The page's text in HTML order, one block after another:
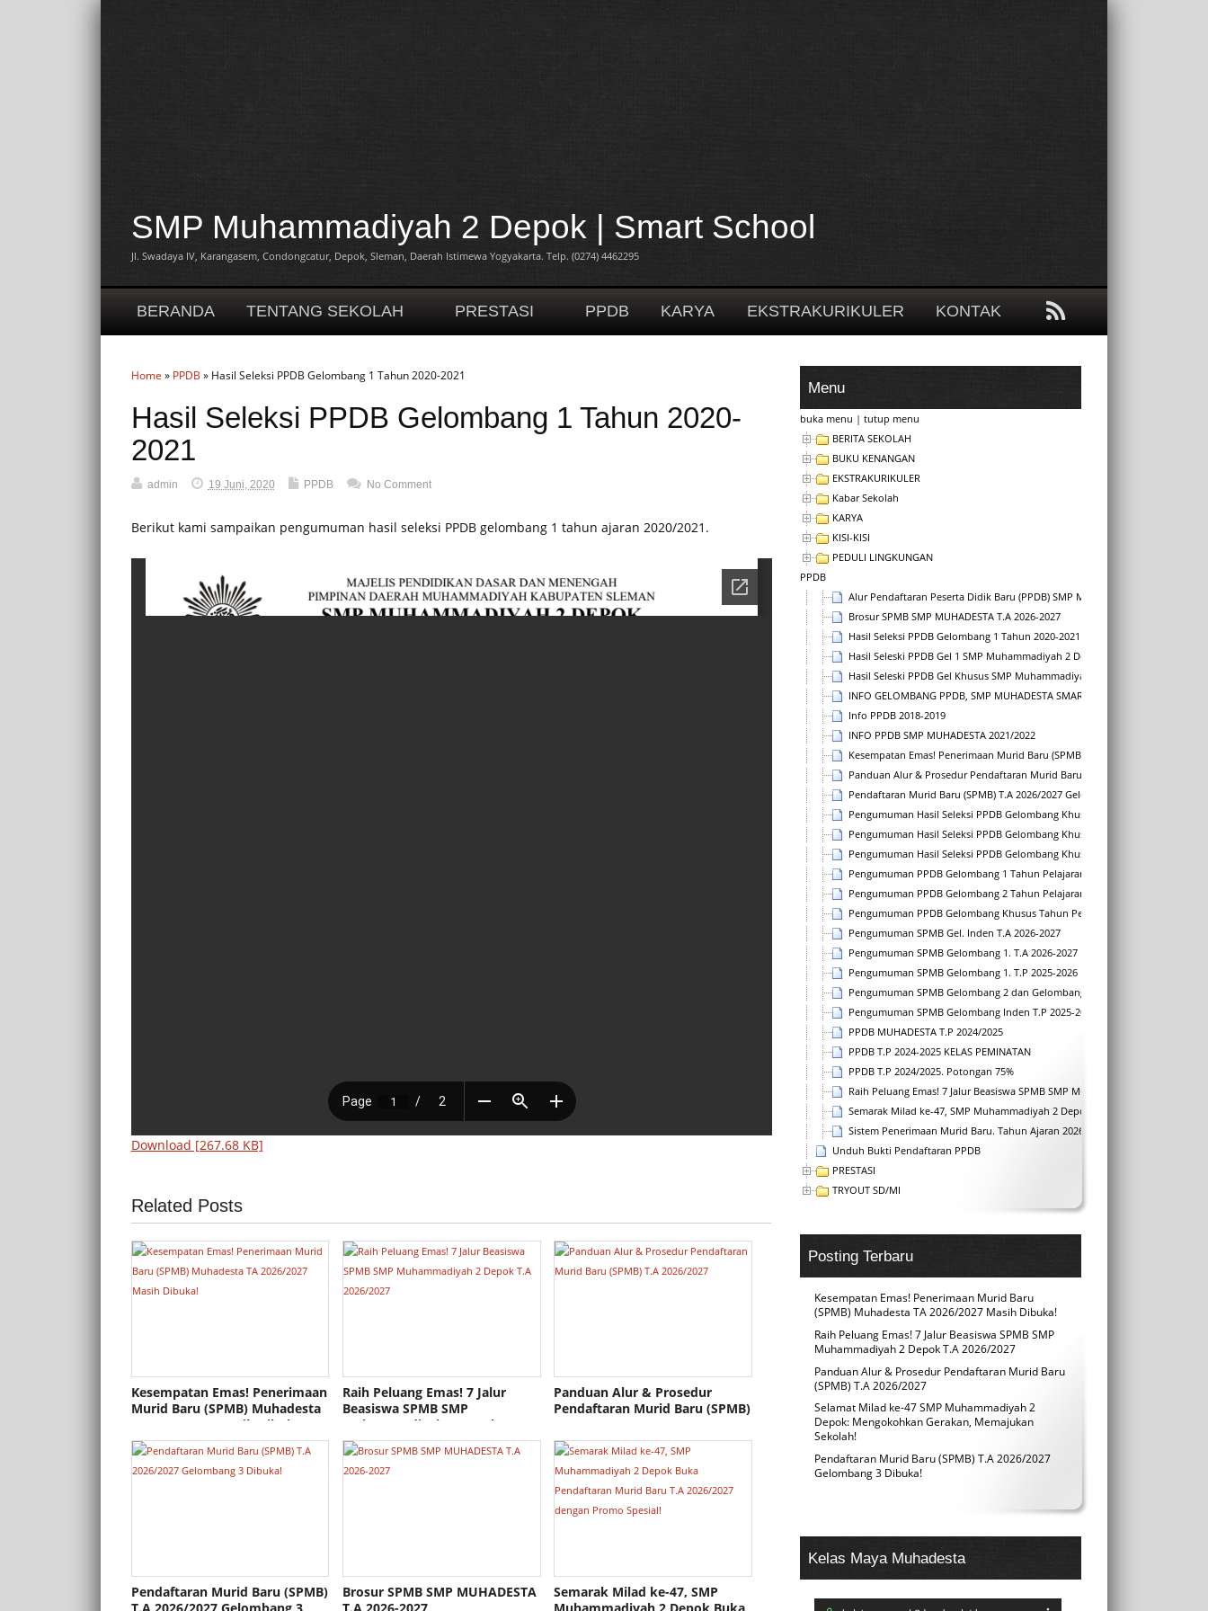
SMP Muhammadiyah 2 Depok | Smart School
Jl. Swadaya IV, Karangasem, Condongcatur, Depok, Sleman, Daerah Istimewa Yogyakarta. Telp. (0274) 4462295
BERANDA TENTANG SEKOLAH PRESTASI PPDB KARYA EKSTRAKURIKULER KONTAK
Home » PPDB » Hasil Seleksi PPDB Gelombang 1 Tahun 2020-2021
Hasil Seleksi PPDB Gelombang 1 Tahun 2020-
2021
admin 19 Juni, 2020 PPDB No Comment
Berikut kami sampaikan pengumuman hasil seleksi PPDB gelombang 1 tahun ajaran 2020/2021.
Download [267.68 KB]
Related Posts
Kesempatan Emas! Penerimaan
Murid Baru (SPMB) Muhadesta
TA 2026/2027 Masih Dibuka!
Raih Peluang Emas! 7 Jalur
Beasiswa SPMB SMP
Muhammadiyah 2 Depok T.A
2026/2027
Panduan Alur & Prosedur
Pendaftaran Murid Baru (SPMB)
Pendaftaran Murid Baru (SPMB)
Brosur SPMB SMP MUHADESTA
Semarak Milad ke-47, SMP
Menu
buka menu |tutup menu
BERITA SEKOLAH
BUKU KENANGAN
EKSTRAKURIKULER
Kabar Sekolah
KARYA
KISI-KISI
PEDULI LINGKUNGAN
PPDB
Alur Pendaftaran Peserta Didik Baru (PPDB) SMP Muhammadiyah 2 Depok
Brosur SPMB SMP MUHADESTA T.A 2026-2027
Hasil Seleksi PPDB Gelombang 1 Tahun 2020-2021
Hasil Seleski PPDB Gel 1 SMP Muhammadiyah 2 Depok Tahun Pelajaran
Hasil Seleski PPDB Gel Khusus SMP Muhammadiyah 2 Depok Tahun
INFO GELOMBANG PPDB, SMP MUHADESTA SMART SCHOOL T.P 2025-2026
Info PPDB 2018-2019
INFO PPDB SMP MUHADESTA 2021/2022
Kesempatan Emas! Penerimaan Murid Baru (SPMB) Muhadesta TA 2026/
Panduan Alur & Prosedur Pendaftaran Murid Baru (SPMB) T.A 2026/2027
Pendaftaran Murid Baru (SPMB) T.A 2026/2027 Gelombang 3 Dibuka!
Pengumuman Hasil Seleksi PPDB Gelombang Khusus
Pengumuman Hasil Seleksi PPDB Gelombang Khusus 2020-2021
Pengumuman Hasil Seleksi PPDB Gelombang Khusus 2021-2022
Pengumuman PPDB Gelombang 1 Tahun Pelajaran 2021-2022
Pengumuman PPDB Gelombang 2 Tahun Pelajaran 2021-2022
Pengumuman PPDB Gelombang Khusus Tahun Pelajaran 2022-2023
Pengumuman SPMB Gel. Inden T.A 2026-2027
Pengumuman SPMB Gelombang 1. T.A 2026-2027
Pengumuman SPMB Gelombang 1. T.P 2025-2026
Pengumuman SPMB Gelombang 2 dan Gelombang3 T.P 2025-2026
Pengumuman SPMB Gelombang Inden T.P 2025-2026
PPDB MUHADESTA T.P 2024/2025
PPDB T.P 2024-2025 KELAS PEMINATAN
PPDB T.P 2024/2025. Potongan 75%
Raih Peluang Emas! 7 Jalur Beasiswa SPMB SMP Muhammadiyah 2 Depok
Semarak Milad ke-47, SMP Muhammadiyah 2 Depok Buka Pendaftaran
Sistem Penerimaan Murid Baru. Tahun Ajaran 2026/2027
Unduh Bukti Pendaftaran PPDB
PRESTASI
TRYOUT SD/MI
Posting Terbaru
Kesempatan Emas! Penerimaan Murid Baru
(SPMB) Muhadesta TA 2026/2027 Masih Dibuka!
Raih Peluang Emas! 7 Jalur Beasiswa SPMB SMP
Muhammadiyah 2 Depok T.A 2026/2027
Panduan Alur & Prosedur Pendaftaran Murid Baru
(SPMB) T.A 2026/2027
Selamat Milad ke-47 SMP Muhammadiyah 2
Depok: Mengokohkan Gerakan, Memajukan
Sekolah!
Pendaftaran Murid Baru (SPMB) T.A 2026/2027
Gelombang 3 Dibuka!
Kelas Maya Muhadesta